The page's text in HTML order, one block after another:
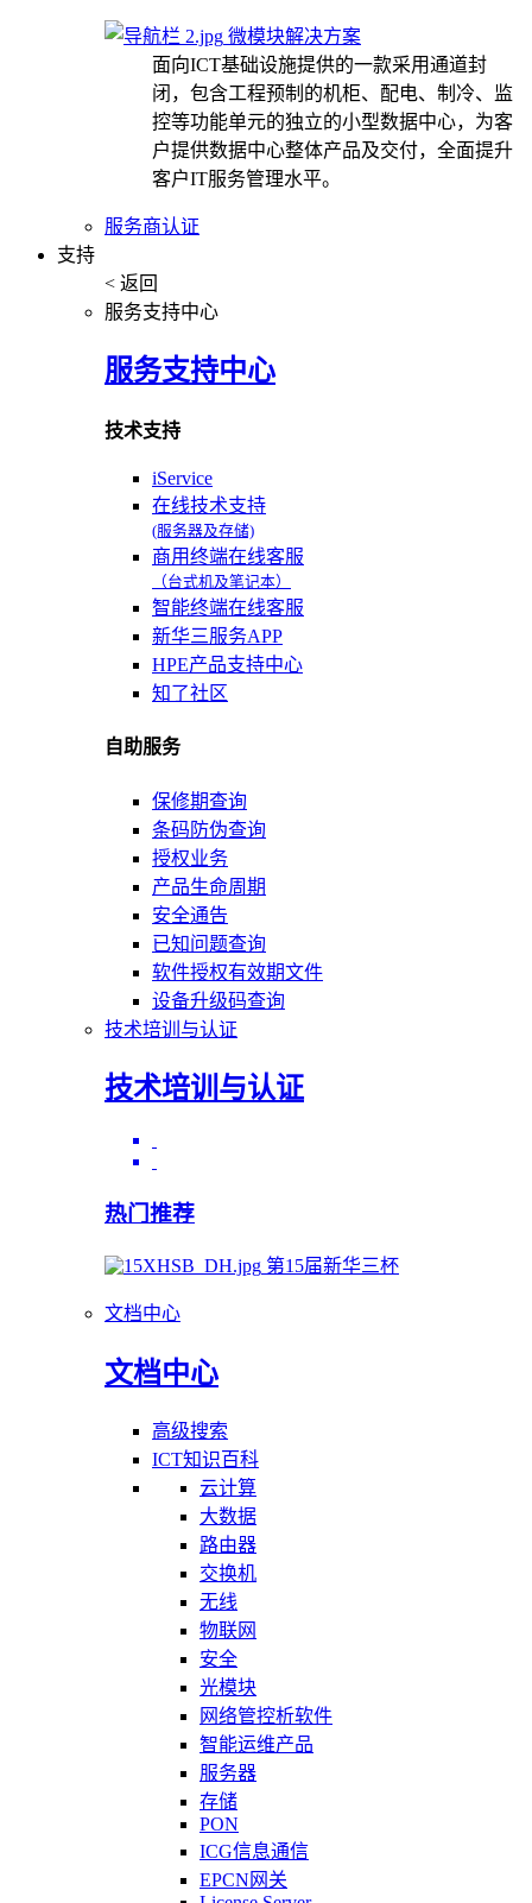
微模块解决方案
面向ICT基础设施提供的一款采用通道封
闭，包含工程预制的机柜、配电、制冷、监
控等功能单元的独立的小型数据中心，为客
户提供数据中心整体产品及交付，全面提升
客户IT服务管理水平。
服务商认证
支持
< 返回
服务支持中心
服务支持中心
技术支持
iService
在线技术支持
(服务器及存储)
商用终端在线客服
（台式机及笔记本）
智能终端在线客服
新华三服务APP
HPE产品支持中心
知了社区
自助服务
保修期查询
条码防伪查询
授权业务
产品生命周期
安全通告
已知问题查询
软件授权有效期文件
设备升级码查询
技术培训与认证
技术培训与认证
热门推荐
第15届新华三杯
文档中心
文档中心
高级搜索
ICT知识百科
云计算
大数据
路由器
交换机
无线
物联网
安全
光模块
网络管控析软件
智能运维产品
服务器
存储
PON
ICG信息通信
EPCN网关